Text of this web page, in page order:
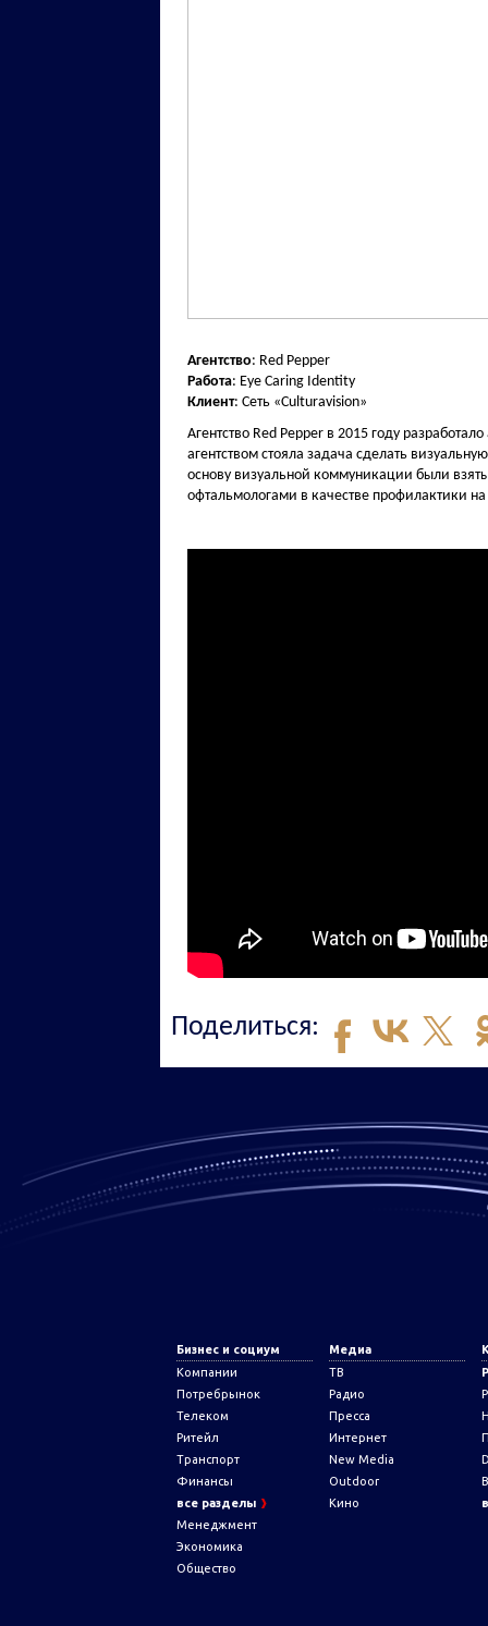
Агентство: Red Pepper
Работа: Eye Caring Identity
Клиент: Cеть «Culturavision»
Агентство Red Pepper в 2015 году
агентством стояла задача сделать
основу визуальной коммуникации были
офтальмологами в качестве профилактики
Поделиться:
Бизнес и социум
Компании
Потребрынок
Телеком
Ритейл
Транспорт
Финансы
все разделы
Менеджмент
Экономика
Общество
Медиа
ТВ
Радио
Пресса
Интернет
New Media
Outdoor
Кино